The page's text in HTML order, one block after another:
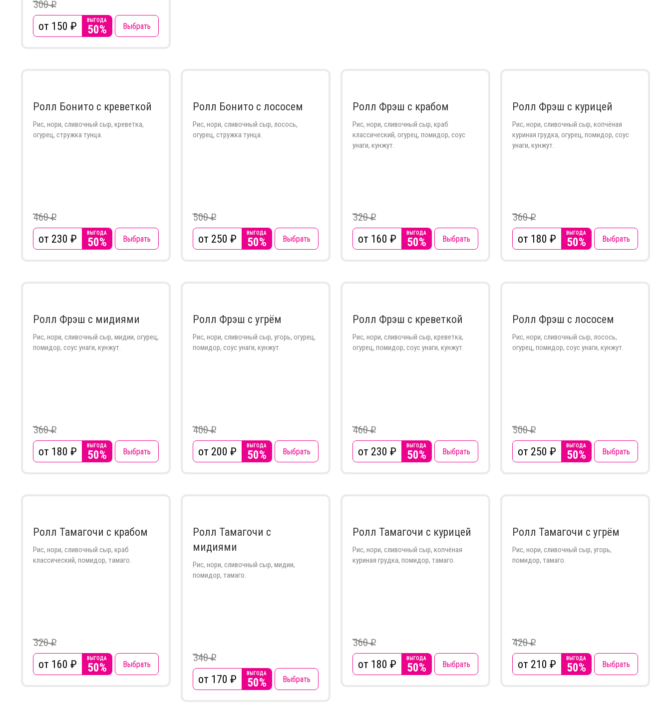
300 ₽
от 150 ₽ ВЫГОДА
50% Выбрать
Ролл Бонито с креветкой
Рис, нори, сливочный сыр, креветка,
огурец, стружка тунца.
460 ₽
от 230 ₽ ВЫГОДА
50% Выбрать
Ролл Бонито с лососем
Рис, нори, сливочный сыр, лосось,
огурец, стружка тунца.
500 ₽
от 250 ₽ ВЫГОДА
50% Выбрать
Ролл Фрэш с крабом
Рис, нори, сливочный сыр, краб
классический, огурец, помидор, соус
унаги, кунжут.
320 ₽
от 160 ₽ ВЫГОДА
50% Выбрать
Ролл Фрэш с курицей
Рис, нори, сливочный сыр, копчёная
куриная грудка, огурец, помидор, соус
унаги, кунжут.
360 ₽
от 180 ₽ ВЫГОДА
50% Выбрать
Ролл Фрэш с мидиями
Рис, нори, сливочный сыр, мидии, огурец,
помидор, соус унаги, кунжут.
360 ₽
от 180 ₽ ВЫГОДА
50% Выбрать
Ролл Фрэш с угрём
Рис, нори, сливочный сыр, угорь, огурец,
помидор, соус унаги, кунжут.
400 ₽
от 200 ₽ ВЫГОДА
50% Выбрать
Ролл Фрэш с креветкой
Рис, нори, сливочный сыр, креветка,
огурец, помидор, соус унаги, кунжут.
460 ₽
от 230 ₽ ВЫГОДА
50% Выбрать
Ролл Фрэш с лососем
Рис, нори, сливочный сыр, лосось,
огурец, помидор, соус унаги, кунжут.
500 ₽
от 250 ₽ ВЫГОДА
50% Выбрать
Ролл Тамагочи с крабом
Рис, нори, сливочный сыр, краб
классический, помидор, тамаго.
320 ₽
от 160 ₽ ВЫГОДА
50% Выбрать
Ролл Тамагочи с
мидиями
Рис, нори, сливочный сыр, мидии,
помидор, тамаго.
340 ₽
от 170 ₽ ВЫГОДА
50% Выбрать
Ролл Тамагочи с курицей
Рис, нори, сливочный сыр, копчёная
куриная грудка, помидор, тамаго.
360 ₽
от 180 ₽ ВЫГОДА
50% Выбрать
Ролл Тамагочи с угрём
Рис, нори, сливочный сыр, угорь,
помидор, тамаго.
420 ₽
от 210 ₽ ВЫГОДА
50% Выбрать